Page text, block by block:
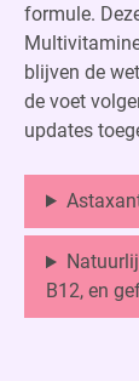
formule.
blijven de
de voet
updates
B12, en